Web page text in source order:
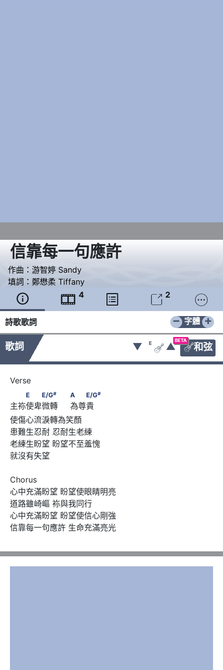
信靠每一句應許
作曲： 游智婷 Sandy
填詞： 鄭懋柔 Tiffany
  4   2 
詩歌歌詞 − +
字體
歌詞
BETA
和弦
▼ E
 ▲
E　　E/G
A　　E/G
E E/G# A E/G#
主袮使卑微轉     為尊貴
使傷心流淚轉為笑顏
患難生忍耐 忍耐生老練
老練生盼望 盼望不至羞愧
就沒有失望
Chorus
心中充滿盼望 盼望使眼睛明亮
道路雖崎嶇 袮與我同行
心中充滿盼望 盼望使信心剛強
信靠每一句應許 生命充滿亮光